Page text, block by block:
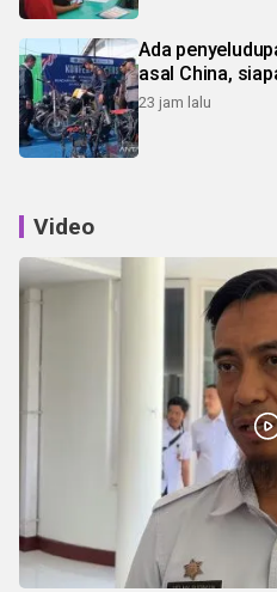
Ada
asal China,
23 jam lalu
Video